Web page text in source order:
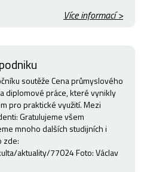
Více informací >
soutěže Cena průmyslového
diplomové práce, které vynikly
pro praktické využití. Mezi
Gratulujeme všem
mnoho dalších studijních i
zde:
aktuality/77024 Foto: Václav